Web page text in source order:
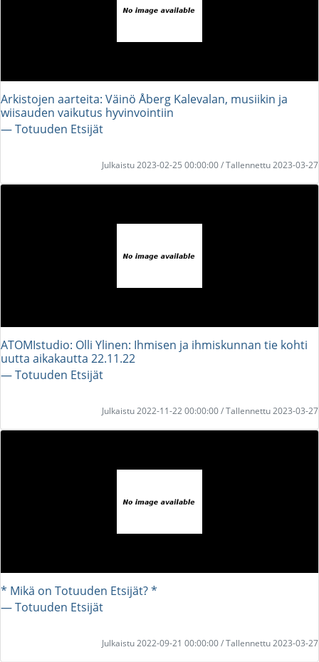
Arkistojen aarteita: Väinö Åberg Kalevalan, musiikin ja
wiisauden vaikutus hyvinvointiin
― Totuuden Etsijät
Julkaistu 2023-02-25 00:00:00 / Tallennettu 2023-03-27
ATOMIstudio: Olli Ylinen: Ihmisen ja ihmiskunnan tie kohti
uutta aikakautta 22.11.22
― Totuuden Etsijät
Julkaistu 2022-11-22 00:00:00 / Tallennettu 2023-03-27
* Mikä on Totuuden Etsijät? *
― Totuuden Etsijät
Julkaistu 2022-09-21 00:00:00 / Tallennettu 2023-03-27